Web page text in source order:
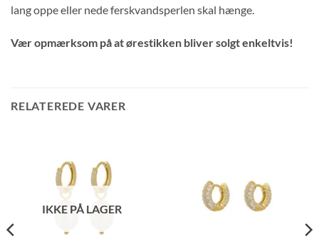
lang oppe eller nede ferskvandsperlen skal hænge.
Vær opmærksom på at ørestikken bliver solgt enkeltvis!
RELATEREDE VARER
IKKE PÅ LAGER